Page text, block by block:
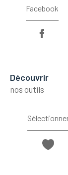
Facebook
découvrir
nos outils